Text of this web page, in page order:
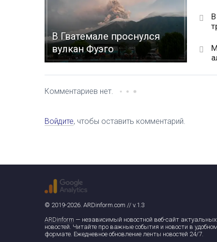
В Гватемале проснулся
вулкан Фуэго
Комментариев нет.
Войдите, чтобы оставить комментарий.
© 2019-2026. ARDinform.com // v.1.3
ARDinform — независимый новостной веб-сайт актуальных
новостей. Читайте про важные события и новости в
формате. Ежедневное обновление ленты новостей 24/7.